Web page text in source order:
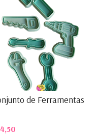
de Ferramentas